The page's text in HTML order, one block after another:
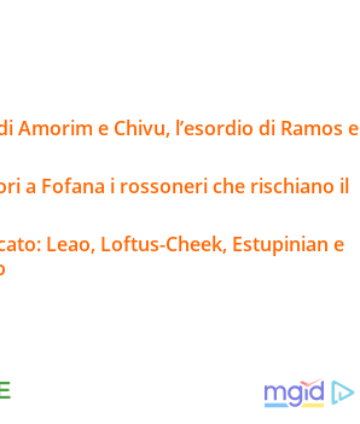
Amorim e Chivu, l’esordio di Ramos e
a Fofana i rossoneri che rischiano il
Leao, Loftus-Cheek, Estupinian e